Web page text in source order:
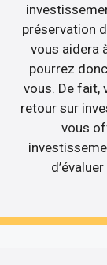
préservation
vous aidera
pourrez
vous. De fait,
retour sur
vous